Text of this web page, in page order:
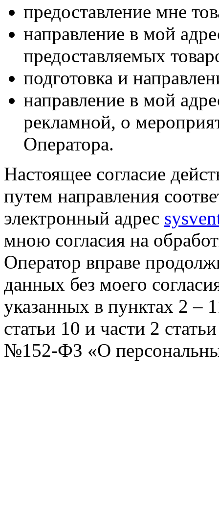
предоставление мне
направление в мой
предоставляемых
подготовка и
направление в мой
рекламной, о
Оператора.
Настоящее согласие
путем направления
электронный адрес
мною согласия на
Оператор вправе
данных без моего
указанных в пунктах 2 –
статьи 10 и части 2
№152-ФЗ «О